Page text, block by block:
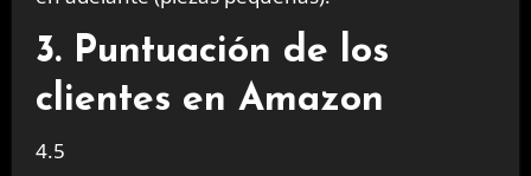
3. Puntuación de los
clientes en Amazon
4.5